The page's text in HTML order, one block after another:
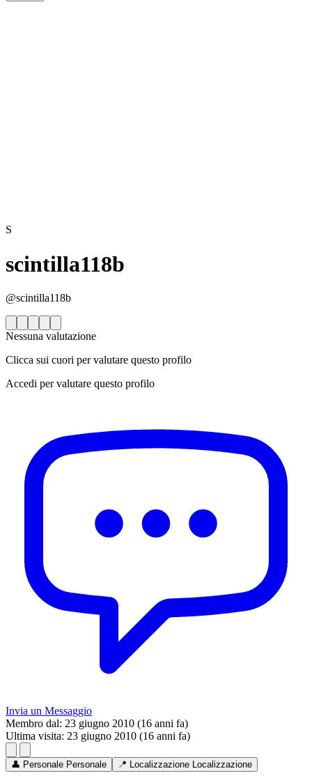
S
scintilla118b
@scintilla118b
Nessuna valutazione
Clicca sui cuori per valutare questo profilo
Accedi per valutare questo profilo
Invia un Messaggio
Membro dal: 23 giugno 2010 (16 anni fa)
Ultima visita: 23 giugno 2010 (16 anni fa)
👤 Personale Personale 📍 Localizzazione Localizzazione